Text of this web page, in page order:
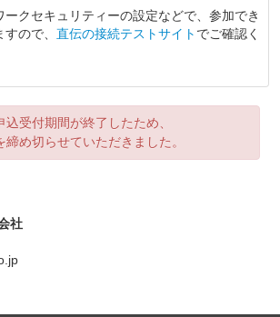
ークセキュリティーの設定などで、参加でき
すので、直伝の接続テストサイト でご確認く
込受付期間が終了したため、
締め切らせていただきました。
社